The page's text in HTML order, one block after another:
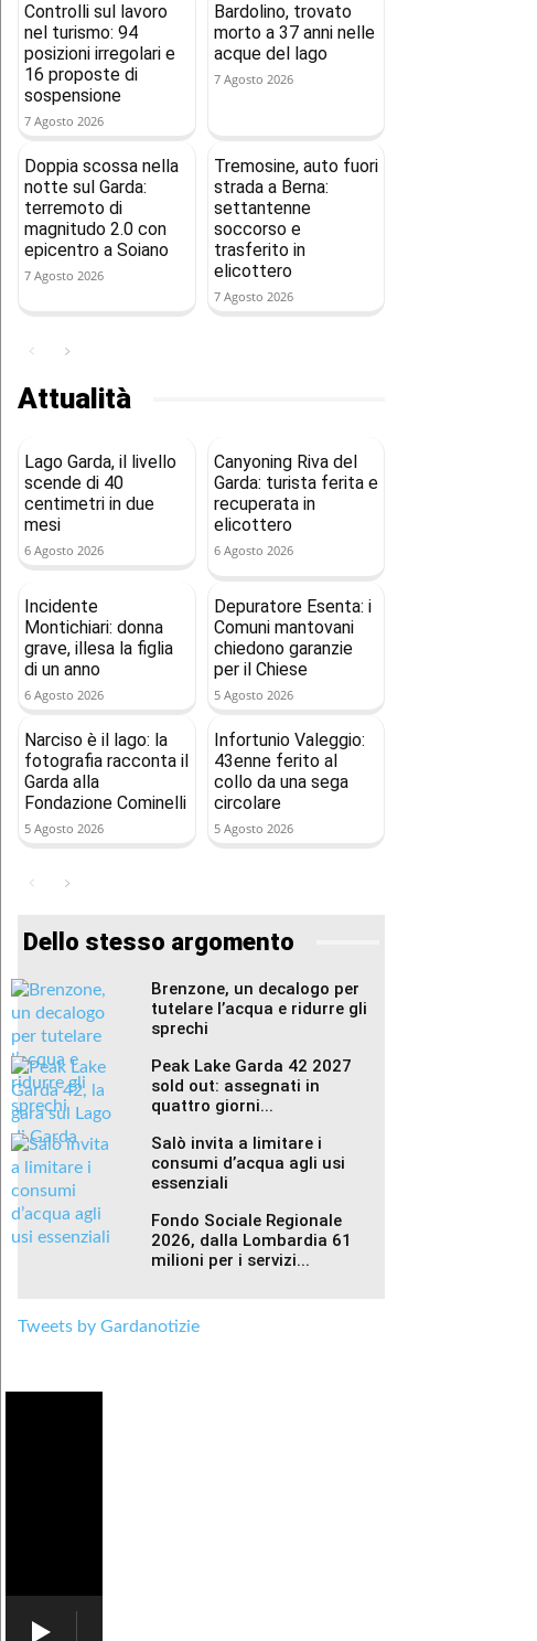
Controlli sul lavoro
nel turismo: 94
posizioni irregolari e
16 proposte di
sospensione
7 Agosto 2026
Bardolino, trovato
morto a 37 anni nelle
acque del lago
7 Agosto 2026
Doppia scossa nella
notte sul Garda:
terremoto di
magnitudo 2.0 con
epicentro a Soiano
7 Agosto 2026
Tremosine, auto fuori
strada a Berna:
settantenne
soccorso e
trasferito in
elicottero
7 Agosto 2026
Attualità
Lago Garda, il livello
scende di 40
centimetri in due
mesi
6 Agosto 2026
Canyoning Riva del
Garda: turista ferita e
recuperata in
elicottero
6 Agosto 2026
Incidente
Montichiari: donna
grave, illesa la figlia
di un anno
6 Agosto 2026
Depuratore Esenta: i
Comuni mantovani
chiedono garanzie
per il Chiese
5 Agosto 2026
Narciso è il lago: la
fotografia racconta il
Garda alla
Fondazione Cominelli
5 Agosto 2026
Infortunio Valeggio:
43enne ferito al
collo da una sega
circolare
5 Agosto 2026
Dello stesso argomento
Brenzone, un decalogo per
tutelare l’acqua e ridurre gli
sprechi
Peak Lake Garda 42 2027
sold out: assegnati in
quattro giorni...
Salò invita a limitare i
consumi d’acqua agli usi
essenziali
Fondo Sociale Regionale
2026, dalla Lombardia 61
milioni per i servizi...
Tweets by Gardanotizie